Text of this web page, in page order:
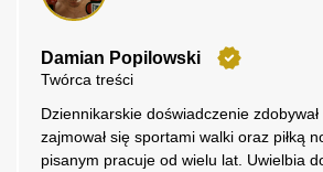
Damian Popilowski
Twórca treści
Dziennikarskie doświadczenie zdobywał
zajmował się sportami walki oraz piłką
pisanym pracuje od wielu lat. Uwielbia